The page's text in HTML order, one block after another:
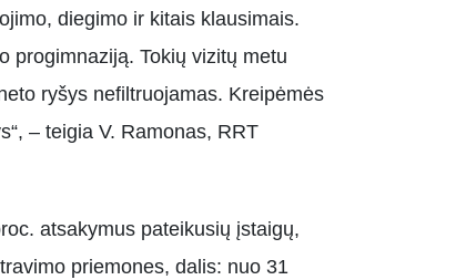
diegimo ir kitais klausimais.
progimnaziją. Tokių vizitų metu
ryšys nefiltruojamas. Kreipėmės
– teigia V. Ramonas, RRT
atsakymus pateikusių įstaigų,
priemones, dalis: nuo 31